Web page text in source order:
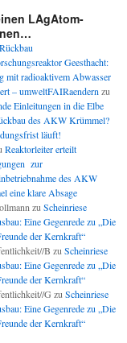
LAgAtom-
Geesthacht:
mit radioaktivem Abwasser
– umweltFAIRaendern zu
Einleitungen in die Elbe
des AKW Krümmel?
läuft!
Reaktorleiter erteilt
zur
des AKW
eine klare Absage
zu Scheinriese
Eine Gegenrede zu „Die
der Kernkraft“
B zu Scheinriese
Eine Gegenrede zu „Die
der Kernkraft“
G zu Scheinriese
Eine Gegenrede zu „Die
der Kernkraft“